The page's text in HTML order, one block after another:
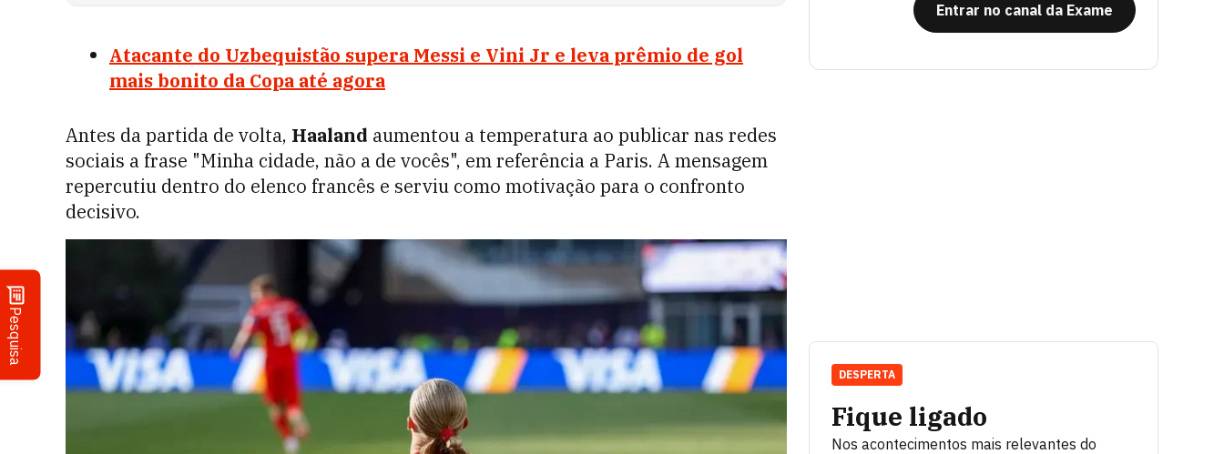
Pesquisa
Atacante do Uzbequistão supera Messi e Vini Jr e leva prêmio de gol
mais bonito da Copa até agora
Antes da partida de volta, Haaland aumentou a temperatura ao publicar nas redes
sociais a frase "Minha cidade, não a de vocês", em referência a Paris. A mensagem
repercutiu dentro do elenco francês e serviu como motivação para o confronto
decisivo.
Entrar no canal da Exame
Fique ligado
Nos acontecimentos mais relevantes do
DESPERTA